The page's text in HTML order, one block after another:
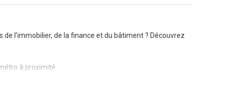
l’immobilier, de la finance et du bâtiment ? Découvrez
à proximité.
tout en restant connectés à une communauté